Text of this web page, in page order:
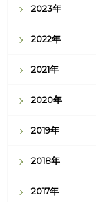
2023年
2022年
2021年
2020年
2019年
2018年
2017年